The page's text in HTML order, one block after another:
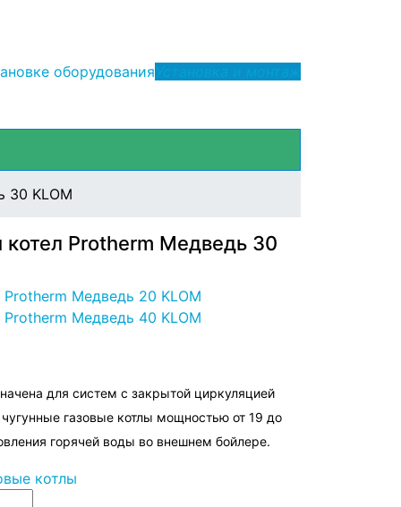
оборудования
30 KLOM
Protherm Медведь 30
Медведь 20 KLOM
Медведь 40 KLOM
для систем с закрытой циркуляцией
газовые котлы мощностью от 19 до
горячей воды во внешнем бойлере.
котлы